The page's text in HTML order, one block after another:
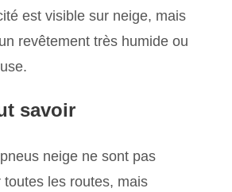
est visible sur neige, mais
revêtement très humide ou
savoir
neige ne sont pas
les routes, mais